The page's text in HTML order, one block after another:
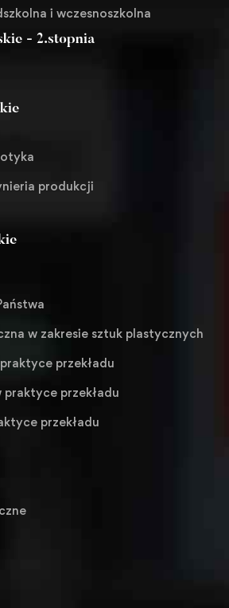
i wczesnoszkolna
- 2.stopnia
produkcji
w zakresie sztuk plastycznych
przekładu
przekładu
przekładu